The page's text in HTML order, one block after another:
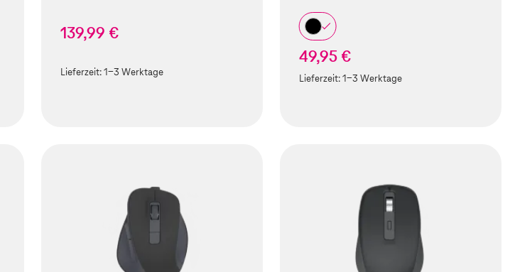
139,99 €
Lieferzeit:1-3 Werktage
49,95 €
Lieferzeit:1-3 Werktage